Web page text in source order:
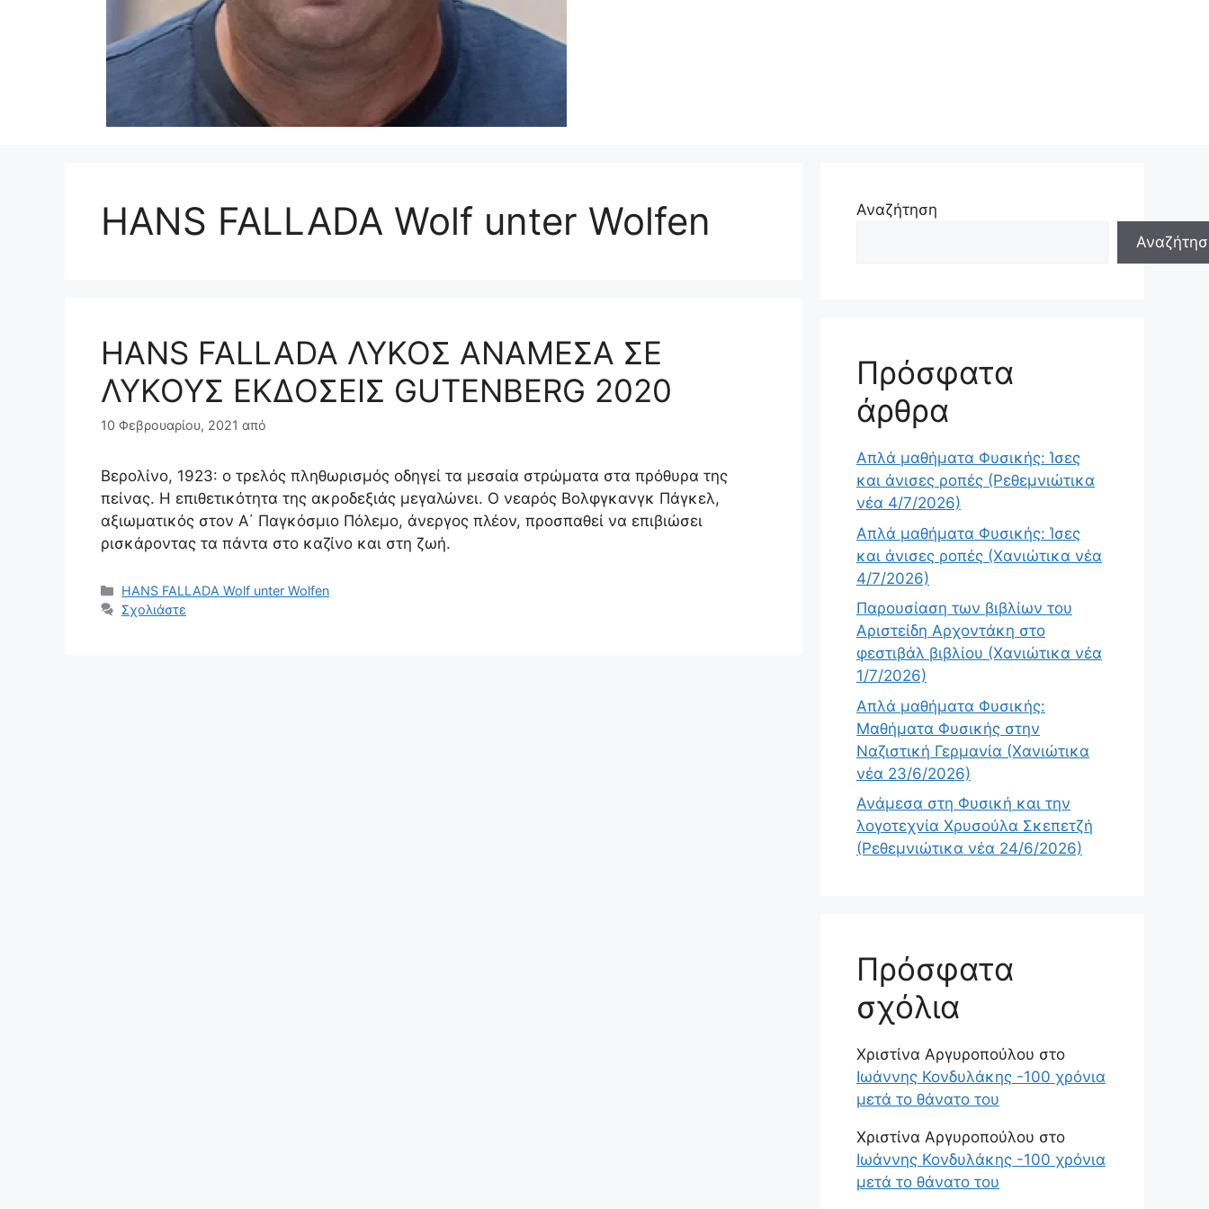
HANS FALLADA Wolf unter Wolfen
HANS FALLADA ΛΥΚΟΣ ΑΝΑΜΕΣΑ ΣΕ
ΛΥΚΟΥΣ ΕΚΔΟΣΕΙΣ GUTENBERG 2020
10 Φεβρουαρίου, 2021 από
Βερολίνο, 1923: ο τρελός πληθωρισμός οδηγεί τα μεσαία στρώματα στα πρόθυρα της
πείνας. Η επιθετικότητα της ακροδεξιάς μεγαλώνει. Ο νεαρός Βολφγκανγκ Πάγκελ,
αξιωματικός στον Α΄ Παγκόσμιο Πόλεμο, άνεργος πλέον, προσπαθεί να επιβιώσει
ρισκάροντας τα πάντα στο καζίνο και στη ζωή.
Κατηγορίες
HANS FALLADA Wolf unter Wolfen
Σχολιάστε
Αναζήτηση
Πρόσφατα
άρθρα
Απλά μαθήματα Φυσικής: Ίσες
και άνισες ροπές (Ρεθεμνιώτικα
νέα 4/7/2026)
Απλά μαθήματα Φυσικής: Ίσες
και άνισες ροπές (Χανιώτικα νέα
4/7/2026)
Παρουσίαση των βιβλίων του
Αριστείδη Αρχοντάκη στο
φεστιβάλ βιβλίου (Χανιώτικα νέα
1/7/2026)
Απλά μαθήματα Φυσικής:
Μαθήματα Φυσικής στην
Ναζιστική Γερμανία (Χανιώτικα
νέα 23/6/2026)
Ανάμεσα στη Φυσική και την
λογοτεχνία Χρυσούλα Σκεπετζή
(Ρεθεμνιώτικα νέα 24/6/2026)
Πρόσφατα
σχόλια
Χριστίνα Αργυροπούλου στο
Ιωάννης Κονδυλάκης -100 χρόνια
μετά το θάνατο του
Χριστίνα Αργυροπούλου στο
Ιωάννης Κονδυλάκης -100 χρόνια
μετά το θάνατο του